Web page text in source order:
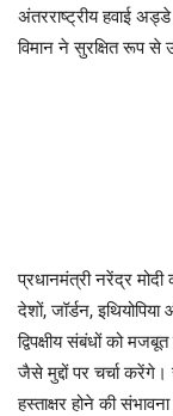
अंतरराष्ट्रीय हवाई
विमान ने सुरक्षित रूप से
प्रधानमंत्री नरेंद्र
देशों, जॉर्डन,
द्विपक्षीय संबंधों को
जैसे मुद्दों पर चर्चा
हस्ताक्षर होने की